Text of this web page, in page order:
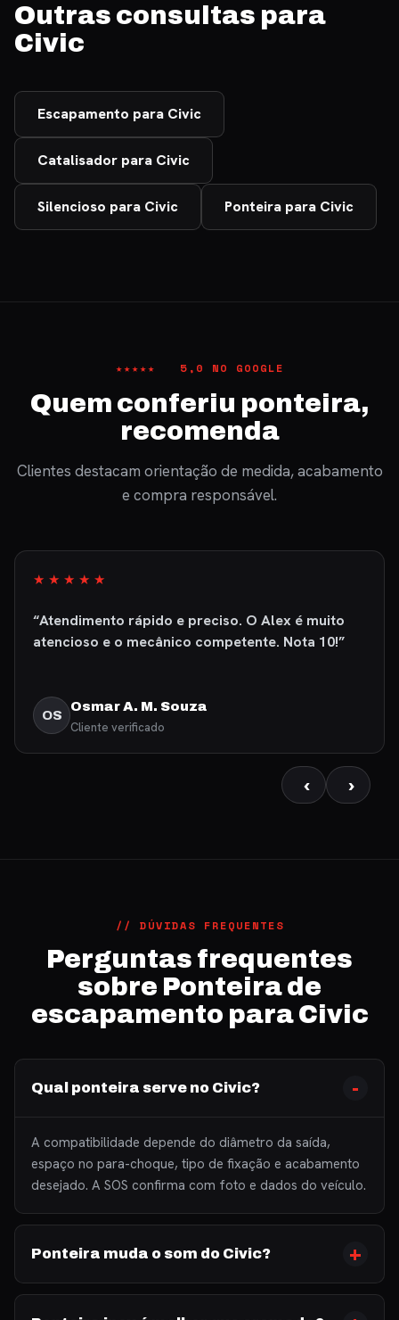
Outras consultas para
Civic
Escapamento para Civic
Catalisador para Civic
Silencioso para Civic Ponteira para Civic
★★★★★ 5,0 NO GOOGLE
Quem conferiu ponteira,
recomenda
Clientes destacam orientação de medida, acabamento
e compra responsável.
★★★★★
“Atendimento rápido e preciso. O Alex é muito
atencioso e o mecânico competente. Nota 10!”
OS
Osmar A. M. Souza
Cliente verificado
‹ ›
// DÚVIDAS FREQUENTES
Perguntas frequentes
sobre Ponteira de
escapamento para Civic
Qual ponteira serve no Civic?
A compatibilidade depende do diâmetro da saída,
espaço no para-choque, tipo de fixação e acabamento
desejado. A SOS confirma com foto e dados do veículo.
Ponteira muda o som do Civic?